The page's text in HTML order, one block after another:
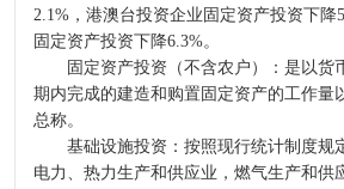
2.1%，港澳台投资企业固定资产投资下降
固定资产投资下降6.3%。
固定资产投资（不含农户）：是以货
期内完成的建造和购置固定资产的工作量
总称。
基础设施投资：按照现行统计制度规
电力、热力生产和供应业，燃气生产和供